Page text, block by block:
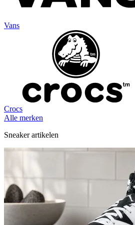
Vans
Crocs
Alle merken
Sneaker artikelen